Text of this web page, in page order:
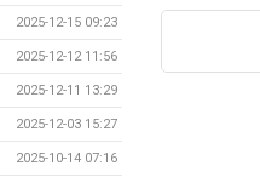
2025-12-15 09:23
2025-12-12 11:56
2025-12-11 13:29
2025-12-03 15:27
2025-10-14 07:16